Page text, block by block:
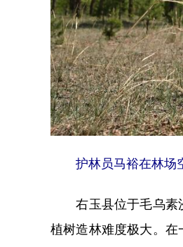
护林员马裕在林场空
右玉县位于毛乌素
植树造林难度极大。